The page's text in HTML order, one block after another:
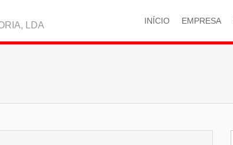
LDA INÍCIO EMPRESA